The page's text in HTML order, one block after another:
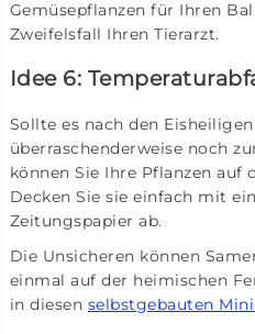
Gemüsepflanzen für Ihren
Zweifelsfall Ihren Tierarzt.
Idee 6:
Sollte es nach den
überraschenderweise noch
können Sie Ihre Pflanzen auf
Decken Sie sie einfach mit
Zeitungspapier ab.
Die Unsicheren können
einmal auf der heimischen
in diesen selbstgebauten